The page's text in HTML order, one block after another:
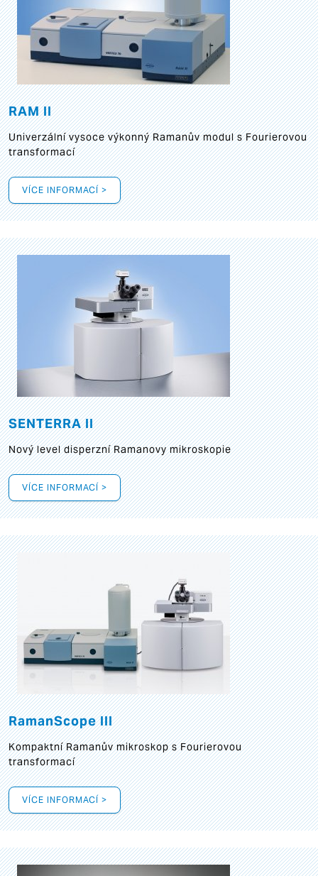
RAM II
Univerzální vysoce výkonný Ramanův modul s Fourierovou
transformací
VÍCE INFORMACÍ >
SENTERRA II
Nový level disperzní Ramanovy mikroskopie
VÍCE INFORMACÍ >
RamanScope III
Kompaktní Ramanův mikroskop s Fourierovou
transformací
VÍCE INFORMACÍ >